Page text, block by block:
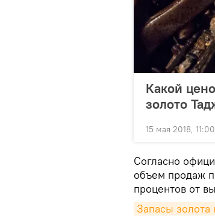
Какой
золото
15 мая 2018, 11:00
Согласно
объем продаж
процентов от
Запасы золота